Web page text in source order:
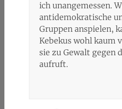
ich unangemessen.
antidemokratische
Gruppen anspielen,
Kebekus wohl kaum
sie zu Gewalt gegen
aufruft.